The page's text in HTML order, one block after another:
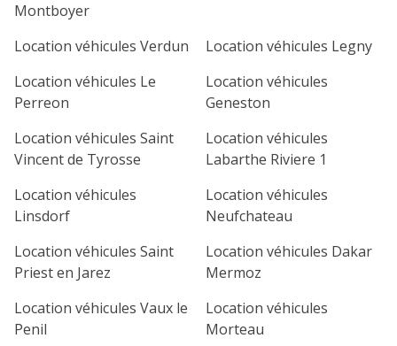
21 22 23 24 25
28 29 30
Montboyer
Location véhicules Verdun
Location véhicules Legny
Location véhicules Le
Perreon
Location véhicules
Geneston
Location véhicules Saint
Vincent de Tyrosse
Location véhicules
Labarthe Riviere 1
Location véhicules
Linsdorf
Location véhicules
Neufchateau
Location véhicules Saint
Priest en Jarez
Location véhicules Dakar
Mermoz
Location véhicules Vaux le
Penil
Location véhicules
Morteau